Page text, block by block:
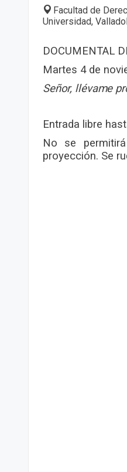
Facultad de
Universidad,
DOCUMENTAL
Martes 4 de
Señor, llévame
Entrada libre
No se
proyección. Se